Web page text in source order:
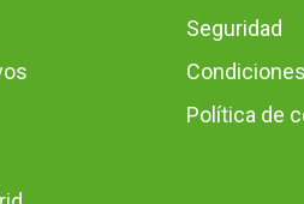
Seguridad
Política de